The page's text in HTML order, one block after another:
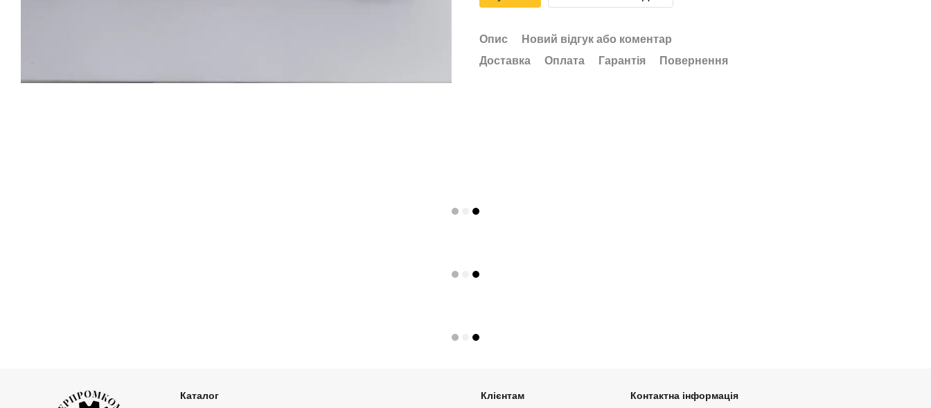
Опис
Новий відгук або коментар
Доставка
Оплата Гарантія Повернення
Каталог Клієнтам Контактна інформація